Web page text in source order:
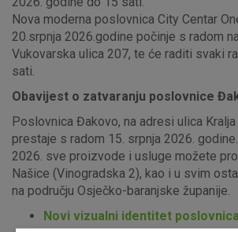
Nova moderna poslovnica City Centar
20.srpnja 2026.godine počinje s radom
Vukovarska ulica 207, te će raditi svaki
sati.
Obavijest o zatvaranju poslovnice
Poslovnica Đakovo, na adresi ulica
prestaje s radom 15. srpnja 2026.
2026. sve proizvode i usluge možete
Našice (Vinogradska 2), kao i u svim
na području Osječko-baranjske županije.
Novi vizualni identitet